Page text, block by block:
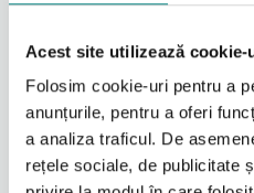
Acest site utilizează cookie-
Folosim cookie-uri pentru a
anunțurile, pentru a oferi
a analiza traficul. De
rețele sociale, de publicitate
Tip produs: scaun cu
Clasă dispozitiv:B
Dimensiunile și valorile pot
Utilizare
Scaunul cu rotile
Scaun cu rotile electric
21100
Selectați